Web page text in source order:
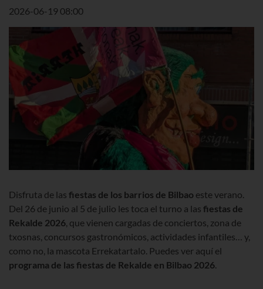
2026-06-19 08:00
Disfruta de las fiestas de los barrios de Bilbao este verano.
Del 26 de junio al 5 de julio les toca el turno a las fiestas de
Rekalde 2026, que vienen cargadas de conciertos, zona de
txosnas, concursos gastronómicos, actividades infantiles… y,
como no, la mascota Errekatartalo. Puedes ver aquí el
programa de las fiestas de Rekalde en Bilbao 2026.